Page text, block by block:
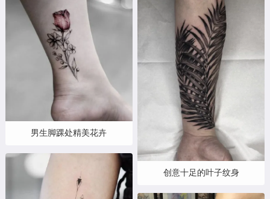
男生脚踝处精美花卉
创意十足的叶子纹身